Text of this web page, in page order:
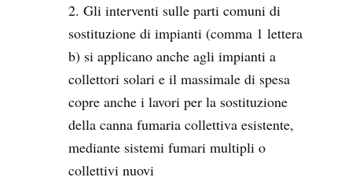
Gli interventi sulle parti comuni di
sostituzione di impianti (comma 1 lettera
b) si applicano anche agli impianti a
collettori solari e il massimale di spesa
copre anche i lavori per la sostituzione
della canna fumaria collettiva esistente,
mediante sistemi fumari multipli o
collettivi nuovi